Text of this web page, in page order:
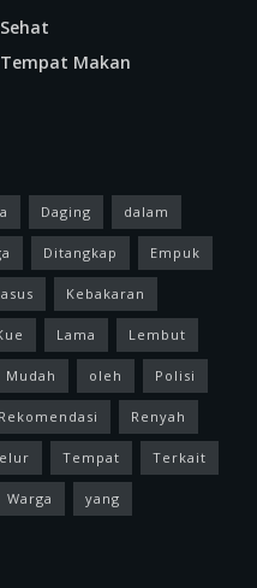
Sehat
Tempat Makan
Daging dalam
Ditangkap Empuk
Kebakaran
Lama Lembut
Mudah oleh Polisi
Rekomendasi Renyah
Tempat Terkait
Warga yang